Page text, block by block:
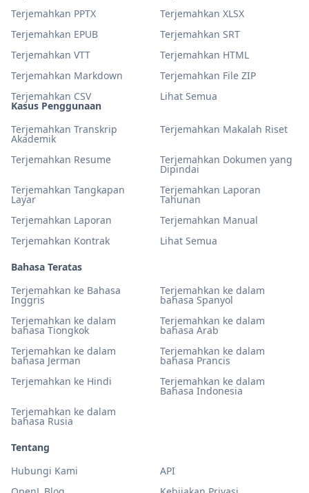
Kasus Penggunaan
Terjemahkan Transkrip
Akademik
Terjemahkan Makalah Riset
Terjemahkan Resume Terjemahkan Dokumen yang
Dipindai
Terjemahkan Tangkapan
Layar
Terjemahkan Laporan
Tahunan
Terjemahkan Laporan
Terjemahkan Manual
Terjemahkan Kontrak
Lihat Semua
Bahasa Teratas
Terjemahkan ke Bahasa
Inggris
Terjemahkan ke dalam
bahasa Spanyol
Terjemahkan ke dalam
bahasa Tiongkok
Terjemahkan ke dalam
bahasa Arab
Terjemahkan ke dalam
bahasa Jerman
Terjemahkan ke dalam
bahasa Prancis
Terjemahkan ke Hindi
Terjemahkan ke dalam
Bahasa Indonesia
Terjemahkan ke dalam
bahasa Rusia
Terjemahkan PPTX
Terjemahkan XLSX
Terjemahkan EPUB
Terjemahkan SRT
Terjemahkan VTT
Terjemahkan HTML
Terjemahkan Markdown
Terjemahkan File ZIP
Terjemahkan CSV
Lihat Semua
Tentang
Hubungi Kami
API